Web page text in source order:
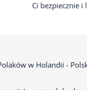
Ci bezpiecznie